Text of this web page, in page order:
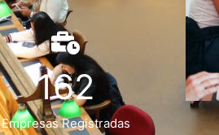
162
Empresas Registradas